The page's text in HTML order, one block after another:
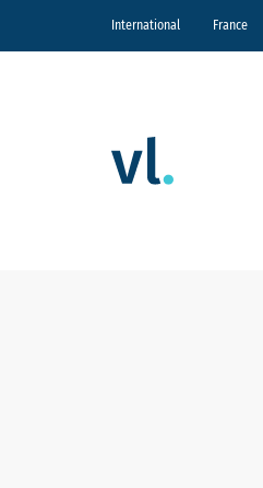
International France